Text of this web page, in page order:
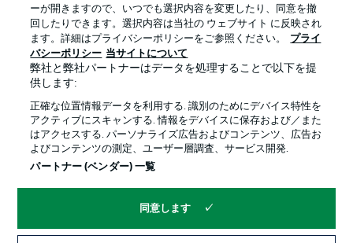
利用条件 放送局
求人 選手
当サイトについて
© 2026 Bundesliga-Gruppe GmbH
言語をお選びください
ーが開きますので、いつでも選択内容を変更したり、同意を撤
回したりできます。選択内容は当社の ウェブサイト に反映され
ます。詳細はプライバシーポリシーをご参照ください。
プライ
バシーポリシー 当サイトについて
弊社と弊社パートナーはデータを処理することで以下を提
供します:
正確な位置情報データを利用する. 識別のためにデバイス特性を
アクティブにスキャンする. 情報をデバイスに保存および／また
はアクセスする. パーソナライズ広告およびコンテンツ、広告お
よびコンテンツの測定、ユーザー層調査、サービス開発.
パートナー (ベンダー) 一覧
同意します